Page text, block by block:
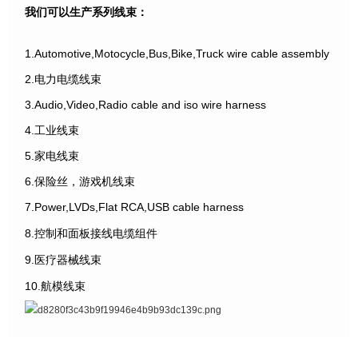
我们可以生产系列线束：
1.Automotive,Motocycle,Bus,Bike,Truck wire cable assembly
2.电力电缆线束
3.Audio,Video,Radio cable and iso wire harness
4.工业线束
5.家电线束
6.保险丝，游戏机线束
7.Power,LVDs,Flat RCA,USB cable harness
8.控制和面板接线电缆组件
9.医疗器械线束
10.航模线束